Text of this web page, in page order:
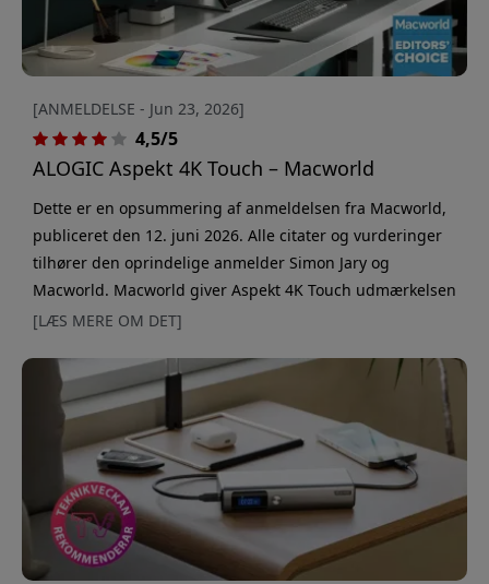
[ANMELDELSE - Jun 23, 2026]
4,5/5
ALOGIC Aspekt 4K Touch – Macworld
Dette er en opsummering af anmeldelsen fra Macworld,
publiceret den 12. juni 2026. Alle citater og vurderinger
tilhører den oprindelige anmelder Simon Jary og
Macworld. Macworld giver Aspekt 4K Touch udmærkelsen
“Editor’s Choice” I sin anmeldelse beskriver Macworld
gennemtænkt 32-tommers skærm, der kombinerer høj
billedkvalitet, touchfunktioner og en indbygget
dockingstation i én samlet pakke.
[LÆS MERE OM DET]